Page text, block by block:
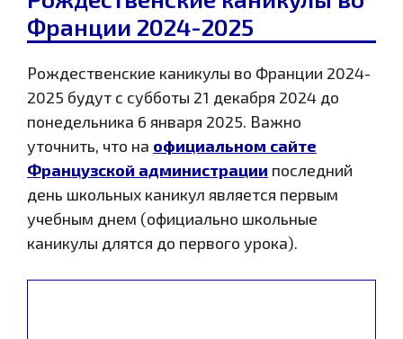
Франции 2024-2025
Рождественские каникулы во Франции 2024-
2025 будут с субботы 21 декабря 2024 до
понедельника 6 января 2025. Важно
уточнить, что на официальном сайте
Французской администрации последний
день школьных каникул является первым
учебным днем (официально школьные
каникулы длятся до первого урока).